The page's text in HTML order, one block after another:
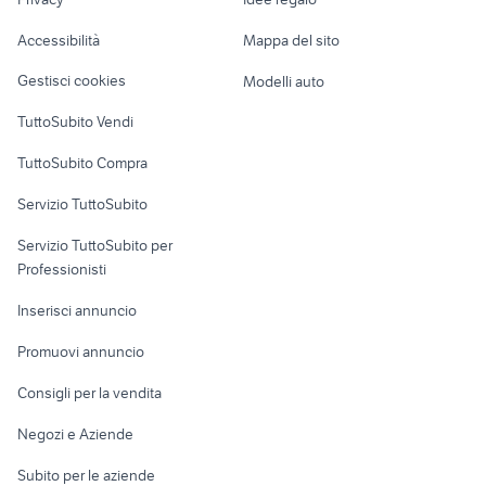
Loft, mansarde e
Informatica
Console e
Fotografia
Telefonia
Accessibilità
Gestisci cookies
TuttoSubito Vendi
TuttoSubito Compra
Servizio TuttoSubito
Servizio TuttoSubito per
Professionisti
Inserisci annuncio
Promuovi annuncio
Consigli per la vendita
Negozi e Aziende
Subito per le aziende
Mappa del sito
Modelli auto